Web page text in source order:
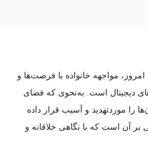
مواجهه خانواده با فرصت‌ها و
دیجیتال است. به‌نحوی که فضای
را موردتهدید و آسیب قرار داده
آن است که با نگاهی خلاقانه و
قرار داده و زمینه‌ای جهت تسهیل و